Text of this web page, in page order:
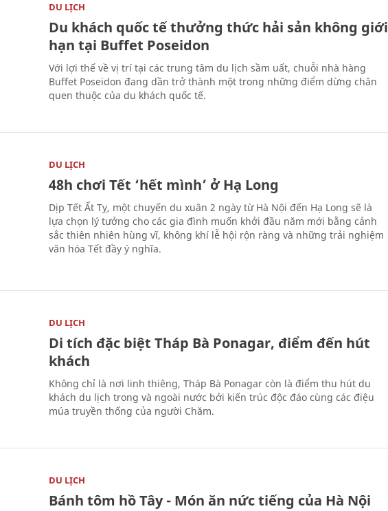
DU LỊCH
Du khách quốc tế thưởng thức hải sản không giới
hạn tại Buffet Poseidon
Với lợi thế về vị trí tại các trung tâm du lịch sầm uất, chuỗi nhà hàng
Buffet Poseidon đang dần trở thành một trong những điểm dừng chân
quen thuộc của du khách quốc tế.
DU LỊCH
48h chơi Tết ‘hết mình’ ở Hạ Long
Dịp Tết Ất Tỵ, một chuyến du xuân 2 ngày từ Hà Nội đến Hạ Long sẽ là
lựa chọn lý tưởng cho các gia đình muốn khởi đầu năm mới bằng cảnh
sắc thiên nhiên hùng vĩ, không khí lễ hội rộn ràng và những trải nghiệm
văn hóa Tết đầy ý nghĩa.
DU LỊCH
Di tích đặc biệt Tháp Bà Ponagar, điểm đến hút
khách
Không chỉ là nơi linh thiêng, Tháp Bà Ponagar còn là điểm thu hút du
khách du lịch trong và ngoài nước bởi kiến trúc độc đáo cùng các điệu
múa truyền thống của người Chăm.
DU LỊCH
Bánh tôm hồ Tây - Món ăn nức tiếng của Hà Nội